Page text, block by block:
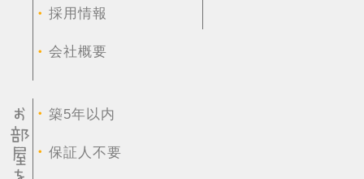
・採用情報
・会社概要
・築5年以内
・保証人不要